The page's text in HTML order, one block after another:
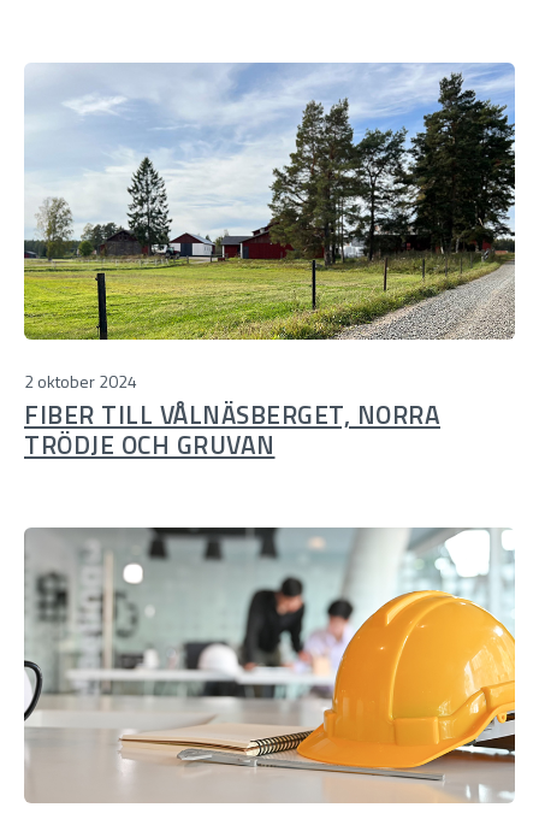
2 oktober 2024
FIBER TILL VÅLNÄSBERGET, NORRA
TRÖDJE OCH GRUVAN